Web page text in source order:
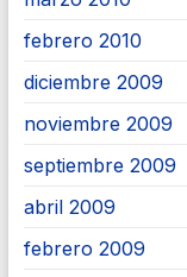
febrero 2010
diciembre 2009
noviembre 2009
septiembre 2009
abril 2009
febrero 2009